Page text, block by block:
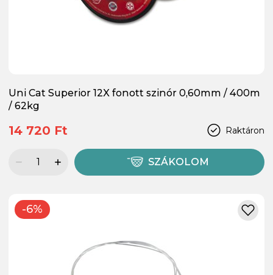
Uni Cat Superior 12X fonott szinór 0,60mm / 400m
/ 62kg
Raktáron
14 720 Ft
SZÁKOLOM
-6%